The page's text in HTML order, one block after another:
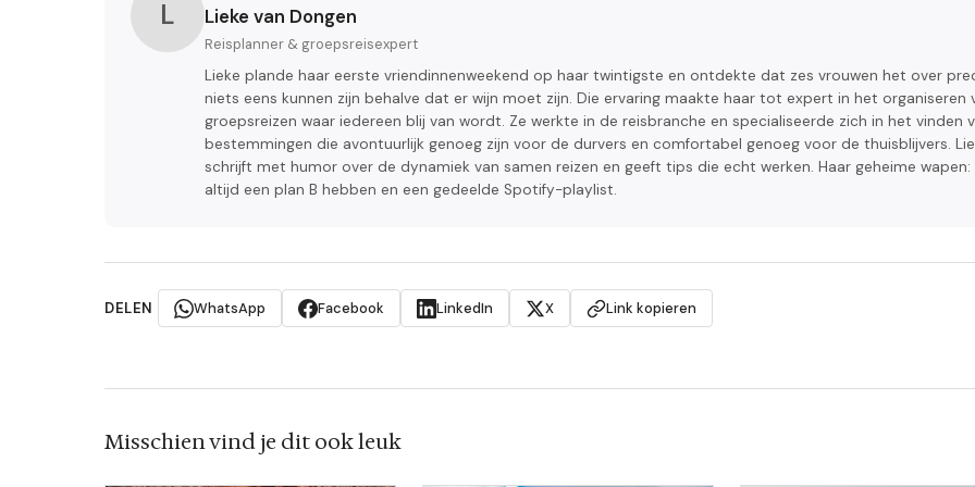
L Lieke van Dongen
Reisplanner & groepsreisexpert
Lieke plande haar eerste vriendinnenweekend op haar twintigste en ontdekte dat zes vrouwen het over
niets eens kunnen zijn behalve dat er wijn moet zijn. Die ervaring maakte haar tot expert in het organiseren
groepsreizen waar iedereen blij van wordt. Ze werkte in de reisbranche en specialiseerde zich in het vinden
bestemmingen die avontuurlijk genoeg zijn voor de durvers en comfortabel genoeg voor de thuisblijvers.
schrijft met humor over de dynamiek van samen reizen en geeft tips die echt werken. Haar geheime wapen:
altijd een plan B hebben en een gedeelde Spotify-playlist.
DELEN WhatsApp Facebook LinkedIn X Link kopieren
Misschien vind je dit ook leuk